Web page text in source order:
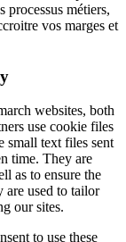
processus métiers,
vos marges et
websites, both
use cookie files
small text files sent
time. They are
as to ensure the
used to tailor
our sites.
to use these